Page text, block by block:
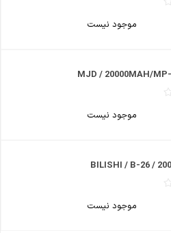
موجود نیست
موجود نیست
موجود نیست